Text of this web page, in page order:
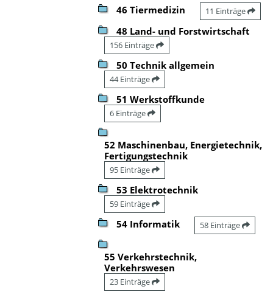
46 Tiermedizin 11 Einträge
48 Land- und Forstwirtschaft
156 Einträge
50 Technik allgemein
44 Einträge
51 Werkstoffkunde
6 Einträge
52 Maschinenbau, Energietechnik,
Fertigungstechnik
95 Einträge
53 Elektrotechnik
59 Einträge
54 Informatik 58 Einträge
55 Verkehrstechnik,
Verkehrswesen
23 Einträge